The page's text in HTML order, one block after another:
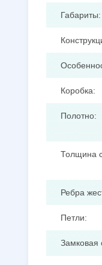
Габариты:
Коробка:
Полотно:
Толщина
Ребра
Петли:
Замковая